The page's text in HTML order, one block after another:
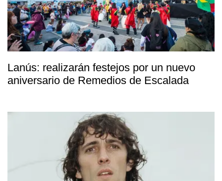
Lanús: realizarán festejos por un nuevo
aniversario de Remedios de Escalada